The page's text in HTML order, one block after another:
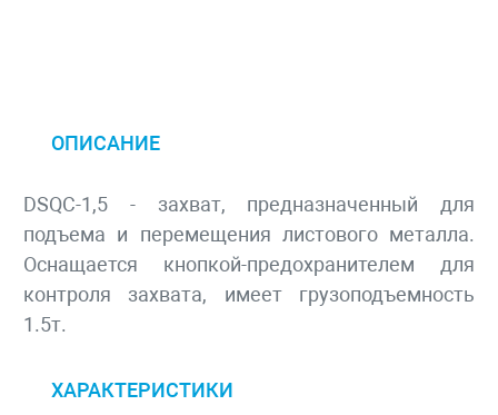
ОПИСАНИЕ
DSQC-1,5 - захват, предназначенный для
подъема и перемещения листового металла.
Оснащается кнопкой-предохранителем для
контроля захвата, имеет грузоподъемность
1.5т.
ХАРАКТЕРИСТИКИ